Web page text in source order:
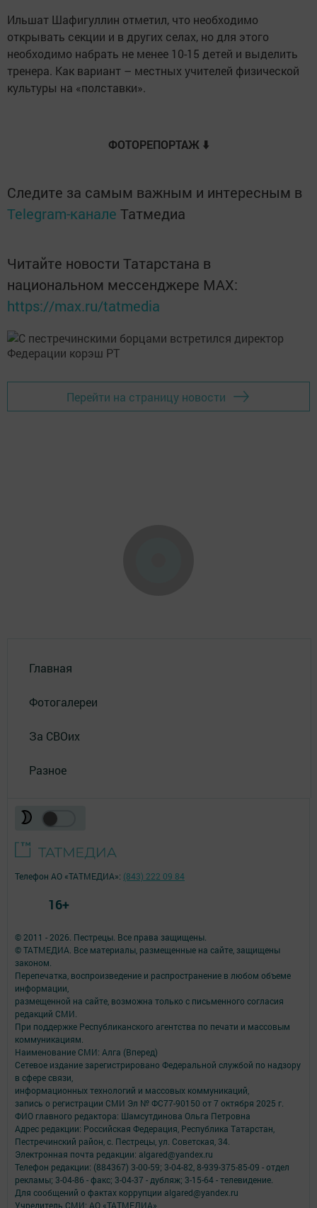
Ильшат Шафигуллин отметил, что необходимо
открывать секции и в других селах, но для этого
необходимо набрать не менее 10-15 детей и выделить
тренера. Как вариант – местных учителей физической
культуры на «полставки».
ФОТОРЕПОРТАЖ ⬇️
Следите за самым важным и интересным в
Telegram-канале Татмедиа
Читайте новости Татарстана в
национальном мессенджере MАХ:
https://max.ru/tatmedia
Перейти на страницу новости
Главная
Фотогалереи
За СВОих
Разное
© 2011 - 2026. Пестрецы. Все права защищены.
© ТАТМЕДИА. Все материалы, размещенные на сайте, защищены
законом.
Перепечатка, воспроизведение и распространение в любом объеме
информации,
размещенной на сайте, возможна только с письменного согласия
редакций СМИ.
При поддержке Республиканского агентства по печати и массовым
коммуникациям.
Наименование СМИ: Алга (Вперед)
Сетевое издание зарегистрировано Федеральной службой по надзору
в сфере связи,
информационных технологий и массовых коммуникаций,
запись о регистрации СМИ Эл № ФС77-90150 от 7 октября 2025 г.
ФИО главного редактора: Шамсутдинова Ольга Петровна
Адрес редакции: Российская Федерация, Республика Татарстан,
Пестречинский район, с. Пестрецы, ул. Советская, 34.
Электронная почта редакции: algared@yandex.ru
Телефон редакции: (884367) 3-00-59; 3-04-82, 8-939-375-85-09 - отдел
рекламы; 3-04-86 - факс; 3-04-37 - дубляж; 3-15-64 - телевидение.
Для сообщений о фактах коррупции algared@yandex.ru
Учредитель СМИ: АО «ТАТМЕДИА»
Телефон АО «ТАТМЕДИА»: (843) 222 09 84
16+